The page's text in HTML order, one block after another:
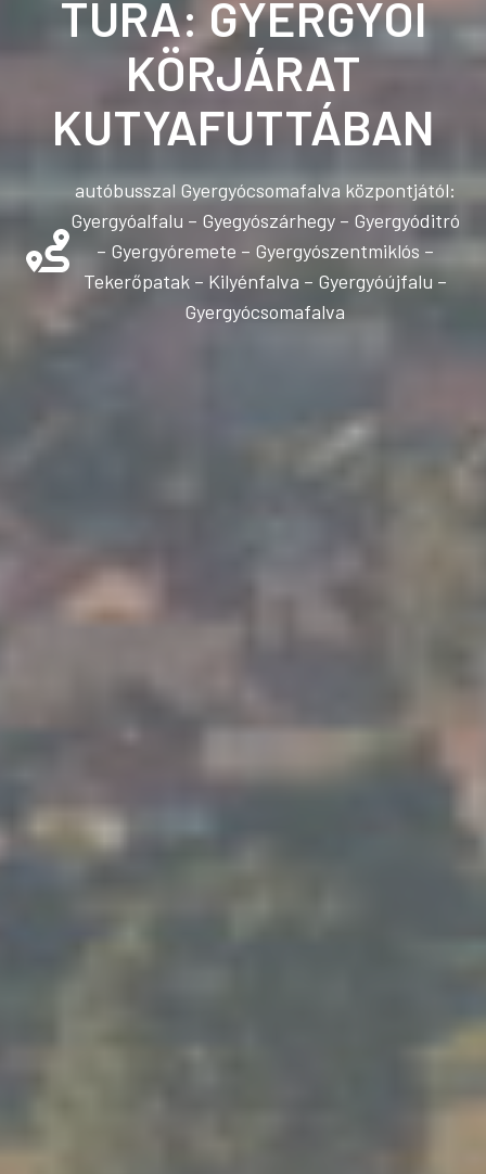
TÚRA: GYERGYÓI
KÖRJÁRAT
KUTYAFUTTÁBAN
autóbusszal Gyergyócsomafalva központjától:
Gyergyóalfalu – Gyegyószárhegy – Gyergyóditró
– Gyergyóremete – Gyergyószentmiklós –
Tekerőpatak – Kilyénfalva – Gyergyóújfalu –
Gyergyócsomafalva